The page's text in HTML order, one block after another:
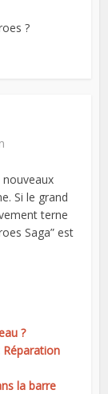
?
Si le grand
terne
Saga” est
?
la barre